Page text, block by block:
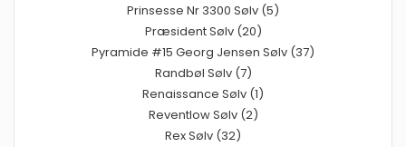
Prinsesse Nr 3300 Sølv (5)
Præsident Sølv (20)
Pyramide #15 Georg Jensen Sølv (37)
Randbøl Sølv (7)
Renaissance Sølv (1)
Reventlow Sølv (2)
Rex Sølv (32)